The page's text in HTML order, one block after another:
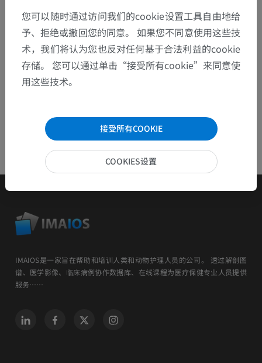
下载APP
IMAIOS是一家旨在帮助和培训人类和动物护理人员的公司。 透过解剖图
谱、医学影像、临床病例协作数据库、在线课程为医疗保健专业人员提供
服务……
您可以随时通过访问我们的cookie设置工具自由地给
予、拒绝或撤回您的同意。 如果您不同意使用这些技
术，我们将认为您也反对任何基于合法利益的cookie
存储。 您可以通过单击“接受所有cookie”来同意使
用这些技术。
接受所有COOKIE
COOKIES设置